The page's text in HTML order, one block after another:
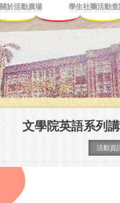
關於活動廣場 學生社團活動查
文學院英語系列
活動資